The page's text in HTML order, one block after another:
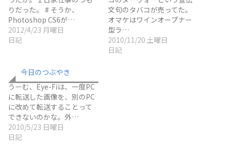
りだった。 # そうか、
Photoshop CS6が…
2012/4/23 月曜日
日記
文句のタバコが売ってた。
オマケはワインオープナー
型ラ…
2010/11/20 土曜日
日記
今日のつぶやき
うーむ、Eye-Fiは、一度PC
に転送した画像を、別のPC
に改めて転送することって
できないのかな。外…
2010/5/23 日曜日
日記